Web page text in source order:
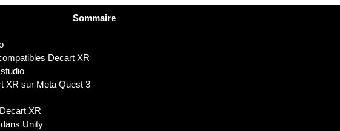
Sommaire
Decart XR
XR sur Meta Quest 3
XR
Unity